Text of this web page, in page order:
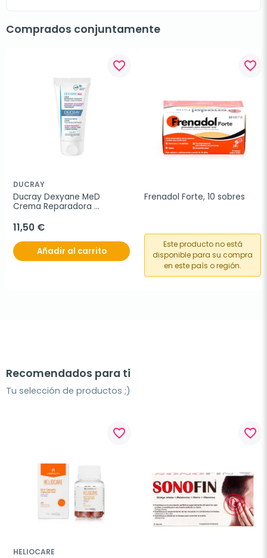
Comprados conjuntamente
favorite_border
DUCRAY
Ducray Dexyane MeD
Crema Reparadora
11,50 €
Añadir al carrito
favorite_border
Frenadol Forte, 10 sobres
Este producto no está
disponible para su compra
en este país o región.
Recomendados para ti
Tu selección de productos ;)
favorite_border
HELIOCARE
favorite_border